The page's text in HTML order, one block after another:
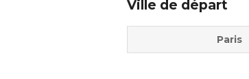
Ville de départ
Paris